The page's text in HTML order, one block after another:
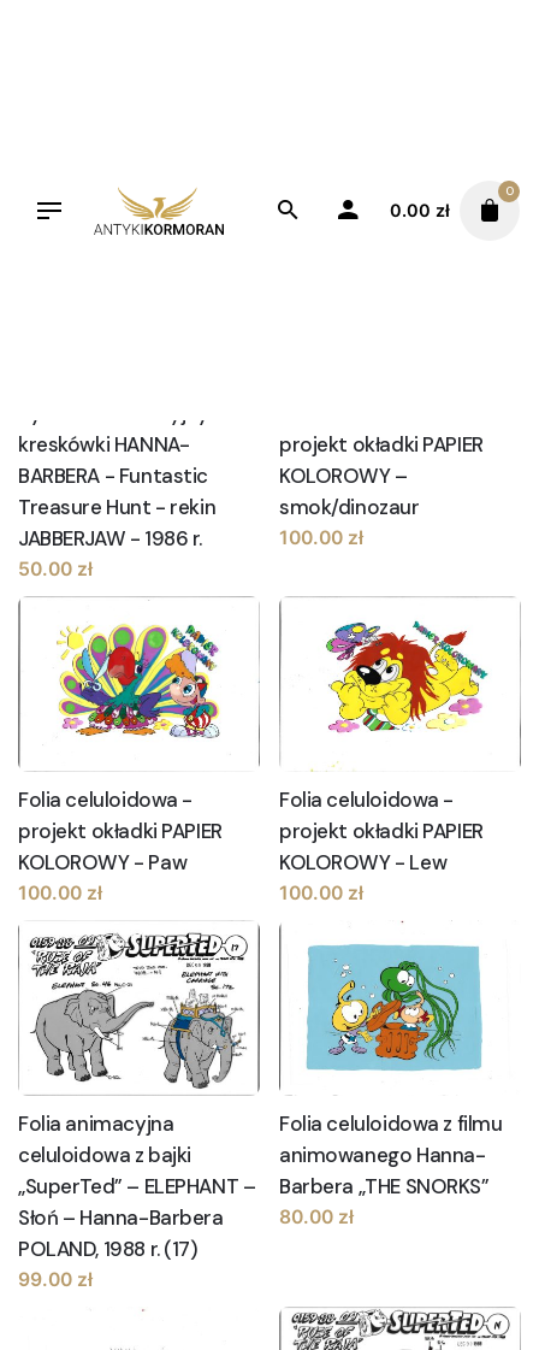
0.00 zł
0
kreskówki HANNA-
BARBERA - Funtastic
Treasure Hunt - rekin
JABBERJAW - 1986 r.
50.00 zł
projekt okładki PAPIER
KOLOROWY –
smok/dinozaur
100.00 zł
Folia celuloidowa -
projekt okładki PAPIER
KOLOROWY - Paw
100.00 zł
Folia celuloidowa -
projekt okładki PAPIER
KOLOROWY - Lew
100.00 zł
Folia animacyjna
celuloidowa z bajki
„SuperTed” – ELEPHANT –
Słoń – Hanna-Barbera
POLAND, 1988 r. (17)
99.00 zł
Folia celuloidowa z filmu
animowanego Hanna-
Barbera „THE SNORKS”
80.00 zł